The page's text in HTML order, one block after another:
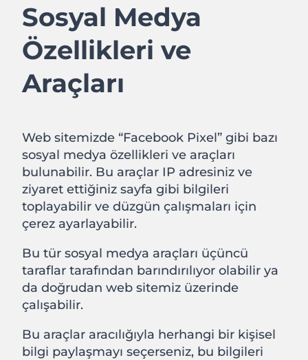
Sosyal Medya
Özellikleri ve
Araçları
Web sitemizde “Facebook Pixel” gibi bazı
sosyal medya özellikleri ve araçları
bulunabilir. Bu araçlar IP adresiniz ve
ziyaret ettiğiniz sayfa gibi bilgileri
toplayabilir ve düzgün çalışmaları için
çerez ayarlayabilir.
Bu tür sosyal medya araçları üçüncü
taraflar tarafından barındırılıyor olabilir ya
da doğrudan web sitemiz üzerinde
çalışabilir.
Bu araçlar aracılığıyla herhangi bir kişisel
bilgi paylaşmayı seçerseniz, bu bilgileri